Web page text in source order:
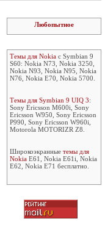
Любопытное
Темы для Nokia с Symbian 9
S60: Nokia N73, Nokia 3250,
Nokia N93, Nokia N95, Nokia
N76, Nokia E70, Nokia 5700.
Темы для Symbian 9 UIQ 3:
Sony Ericsson M600i, Sony
Ericsson W950, Sony Ericsson
P990, Sony Ericsson W960i,
Motorola MOTORIZR Z8.
Широкоэкранные темы для
Nokia E61, Nokia E61i, Nokia
E62, Nokia E71 бесплатно.